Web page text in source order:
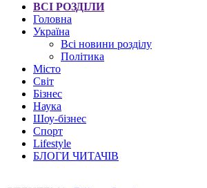
ВСІ РОЗДІЛИ
Головна
Україна
Всі новини розділу
Політика
Місто
Світ
Бізнес
Наука
Шоу-бізнес
Спорт
Lifestyle
БЛОГИ ЧИТАЧІВ